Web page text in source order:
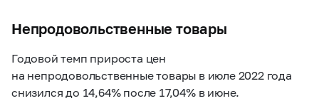
Непродовольственные товары
Годовой темп прироста цен
на непродовольственные товары в июле 2022 года
снизился до 14,64% после 17,04% в июне.